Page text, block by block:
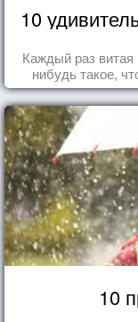
10
Каждый раз витая
нибудь такое,
10